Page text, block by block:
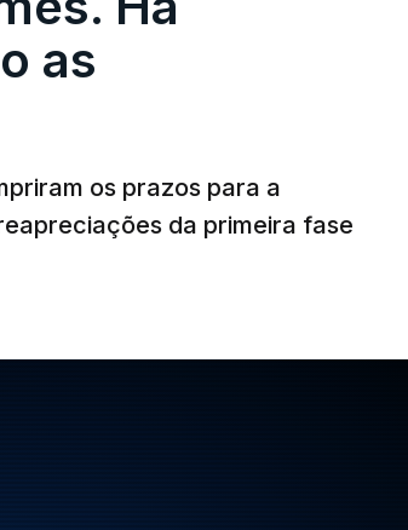
as
os prazos para a
da primeira fase